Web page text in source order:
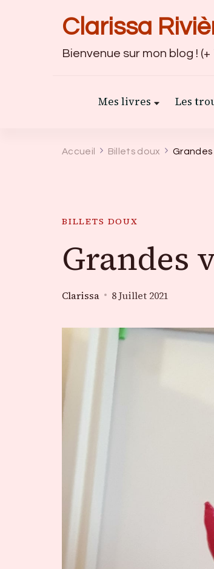
Clarissa
Bienvenue sur mon blog ! (+
Mes livres Les
Accueil Billets doux
BILLETS DOUX
Grandes
Clarissa 8 Juillet 2021